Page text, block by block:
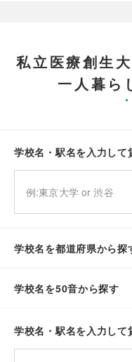
私立医療創生
一人暮ら
学校名・駅名を入力して
学校名を都道府県から探
学校名を50音から探す
学校名・駅名を入力して